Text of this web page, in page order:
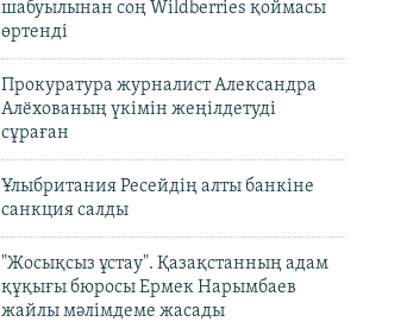
шабуылынан соң Wildberries қоймасы
өртенді
Прокуратура журналист Александра
Алёхованың үкімін жеңілдетуді
сұраған
Ұлыбритания Ресейдің алты банкіне
санкция салды
"Жосықсыз ұстау". Қазақстанның адам
құқығы бюросы Ермек Нарымбаев
жайлы мәлімдеме жасады